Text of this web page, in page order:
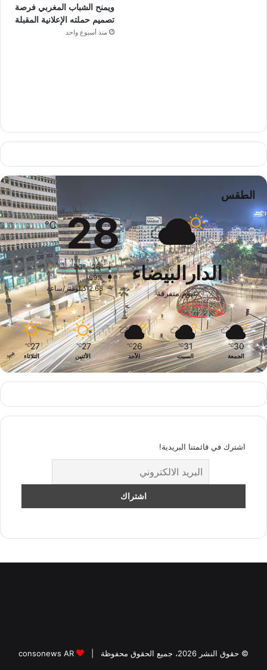
ويمنح الشباب المغربي فرصة
تصميم حملته الإعلانية المقبلة
منذ أسبوع واحد
الطقس
الدارالبيضاء
غيوم متفرقة
28
℃
30º - 26º
69%
2.68 كيلومتر/ساعة
30
℃
الجمعة
31
℃
السبت
26
℃
الأحد
27
℃
الأثنين
27
℃
الثلاثاء
اشترك في قائمتنا البريدية!
© حقوق النشر 2026، جميع الحقوق محفوظة | consonews AR